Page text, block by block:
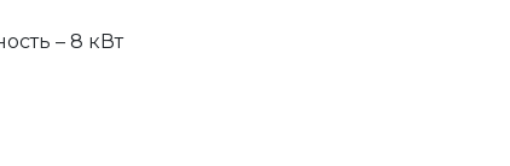
– 8 кВт